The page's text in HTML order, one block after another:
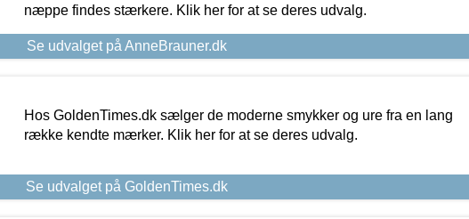
næppe findes stærkere. Klik her for at se deres udvalg.
Se udvalget på AnneBrauner.dk
Hos GoldenTimes.dk sælger de moderne smykker og ure fra en lang
række kendte mærker. Klik her for at se deres udvalg.
Se udvalget på GoldenTimes.dk